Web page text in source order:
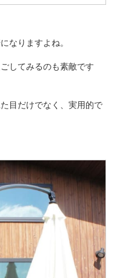
なりますよね。
してみるのも素敵です
目だけでなく、実用的で